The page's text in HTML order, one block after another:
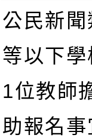
公民新
等以下
1位教師
助報名事